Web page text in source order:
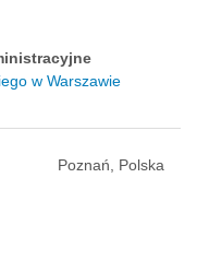
w Warszawie
Poznań, Polska